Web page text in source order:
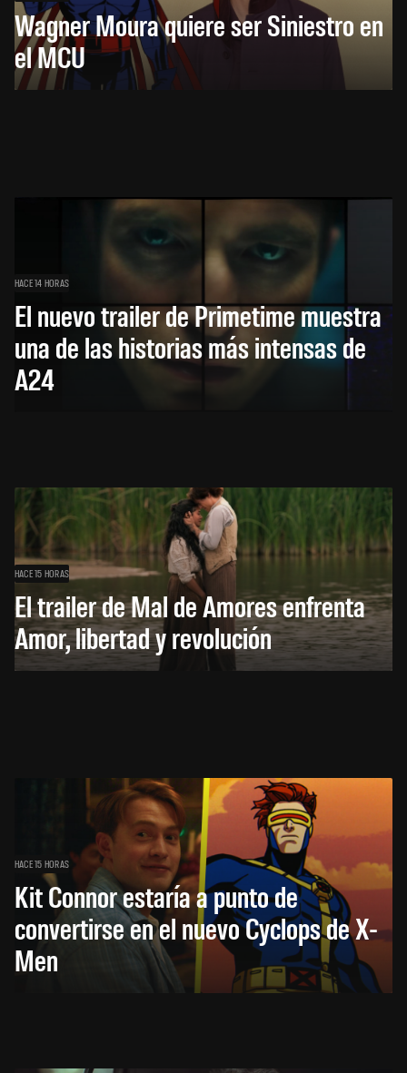
Wagner Moura quiere ser Siniestro en
el MCU
HACE 14 HORAS
El nuevo trailer de Primetime muestra
una de las historias más intensas de
A24
HACE 15 HORAS
El trailer de Mal de Amores enfrenta
Amor, libertad y revolución
HACE 15 HORAS
Kit Connor estaría a punto de
convertirse en el nuevo Cyclops de X-
Men